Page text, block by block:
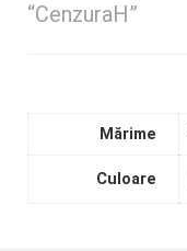
“CenzuraH”
Mărime
Culoare